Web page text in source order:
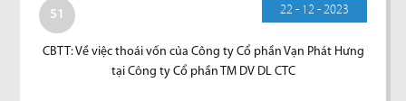
51 22 - 12 - 2023
CBTT: Về việc thoái vốn của Công ty Cổ phần Vạn Phát Hưng
tại Công ty Cổ phần TM DV DL CTC